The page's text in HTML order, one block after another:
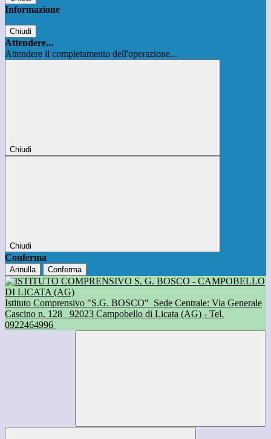
Informazione
Chiudi
Attendere...
Attendere il completamento dell'operazione...
Chiudi
Chiudi
Conferma
Annulla Conferma
Istituto Comprensivo "S.G. BOSCO" Sede Centrale: Via Generale
Cascino n. 128
92023 Campobello di Licata (AG) - Tel.
0922464996